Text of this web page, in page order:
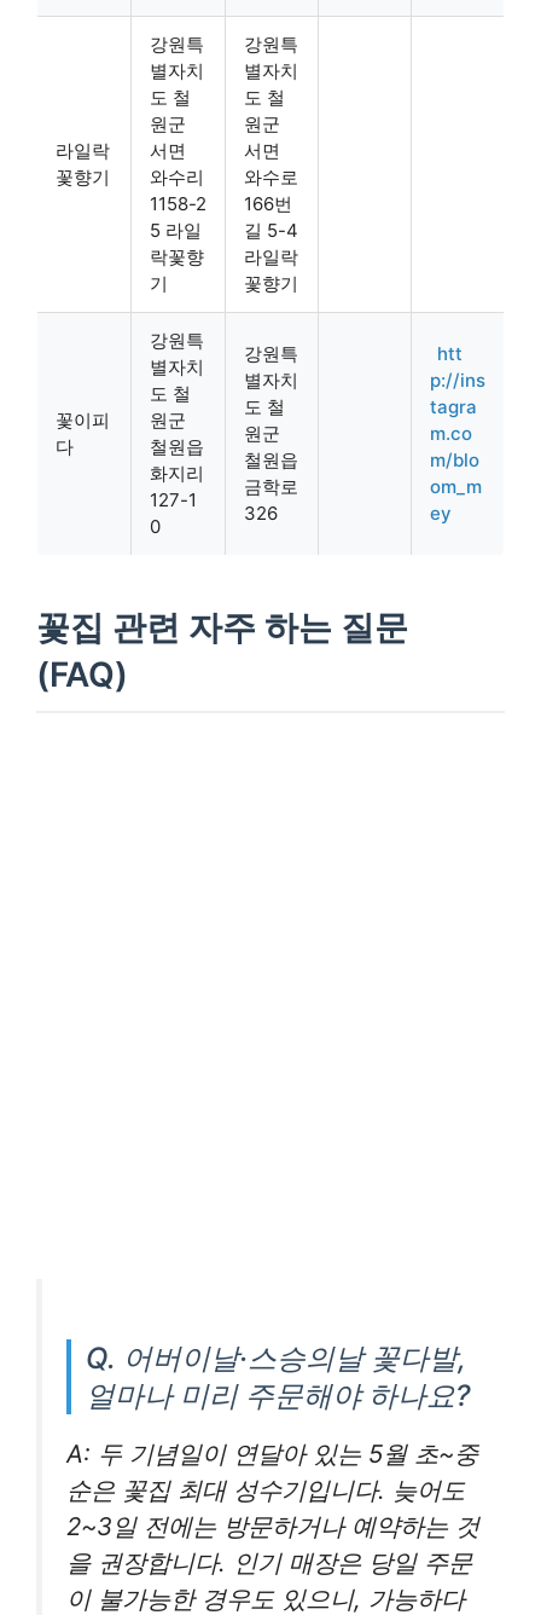
라일락
꽃향기
강원특
별자치
도 철
원군
서면
와수리
1158-2
5 라일
락꽃향
기
강원특
별자치
도 철
원군
서면
와수로
166번
길 5-4
라일락
꽃향기
꽃이피
다
강원특
별자치
도 철
원군
철원읍
화지리
127-1
0
강원특
별자치
도 철
원군
철원읍
금학로
326
htt
p://ins
tagra
m.co
m/blo
om_m
ey
꽃집 관련 자주 하는 질문
(FAQ)
Q. 어버이날·스승의날 꽃다발,
얼마나 미리 주문해야 하나요?
A: 두 기념일이 연달아 있는 5월 초~중
순은 꽃집 최대 성수기입니다. 늦어도
2~3일 전에는 방문하거나 예약하는 것
을 권장합니다. 인기 매장은 당일 주문
이 불가능한 경우도 있으니, 가능하다